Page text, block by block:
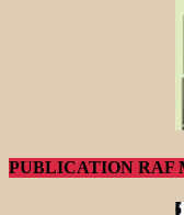
PUBLICATION RAF